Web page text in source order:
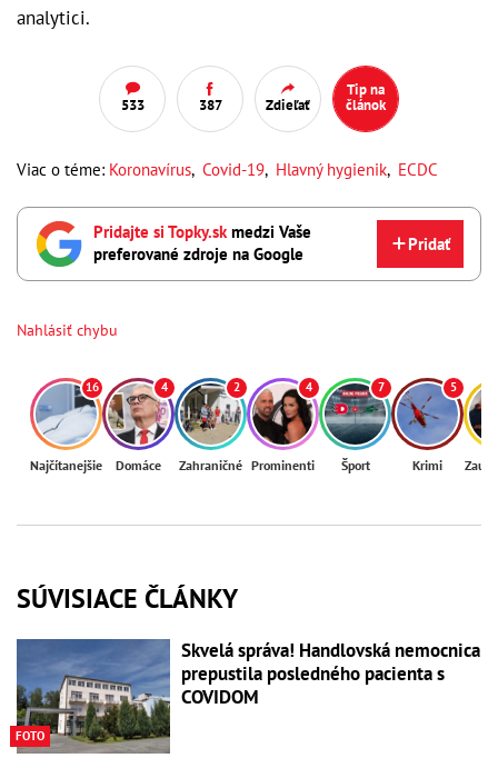
analytici.
533 387 Zdieľať
Tip na
článok
Viac o téme: Koronavírus, Covid-19, Hlavný hygienik, ECDC
Pridajte si Topky.skmedzi Vaše
preferované zdroje na Google
Pridať
Nahlásiť chybu
16
Najčítanejšie
4
Domáce
2
Zahraničné
4
Prominenti
7
Šport
5
Krimi
SÚVISIACE ČLÁNKY
FOTO
Skvelá správa! Handlovská nemocnica
prepustila posledného pacienta s
COVIDOM